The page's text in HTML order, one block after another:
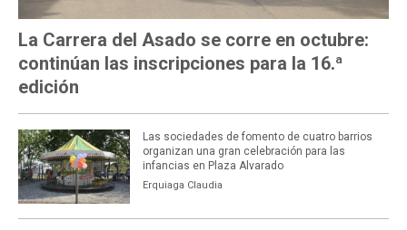
La Carrera del Asado se corre en octubre:
continúan las inscripciones para la 16.ª
edición
Las sociedades de fomento de cuatro barrios
organizan una gran celebración para las
infancias en Plaza Alvarado
Erquiaga Claudia